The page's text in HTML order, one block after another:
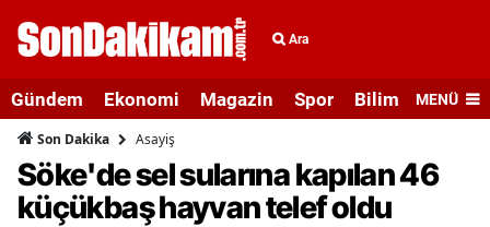
Ara
Gündem Ekonomi Magazin Spor Bilim veMENÜ
Son Dakika Asayiş
Söke'de sel sularına kapılan 46
küçükbaş hayvan telef oldu